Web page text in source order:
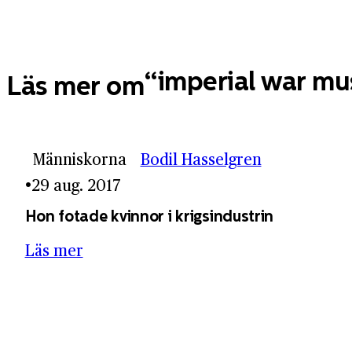
Läs mer om imperial war
Människorna
Bodil Hasselgren
29 aug. 2017
Hon fotade kvinnor i krigsindustrin
Läs mer